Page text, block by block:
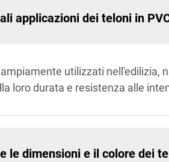
applicazioni dei teloni in
ampiamente utilizzati
loro durata e resistenza alle
le dimensioni e il colore dei